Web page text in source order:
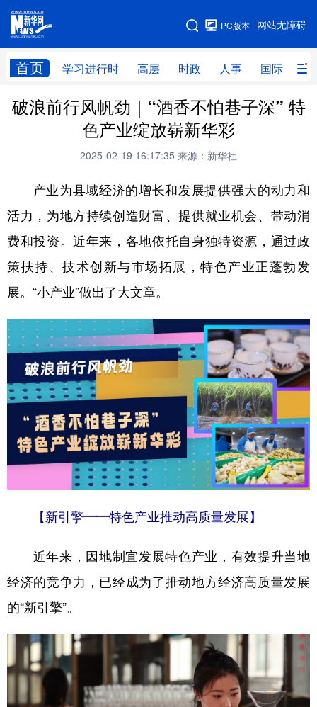
网站无障碍
PC版本
首页 学习进行时 高层 时政 人事 国际 财
网站地图
学习进行时 高层 时政 人事
财经 网评
科技 科创 量子 体育
文化 健康 军事
法律 中央文件
学术中国 乡村振兴 银龄 溯源中国
城市 旅游 能源 会展
彩票 时尚 悦读
公益 一带一路 亚太网 上市公司
文化产业
地方频道
天津
辽宁 吉林 上海 江苏
浙江
山东 河南 湖北 湖南
广东 广西 海南
云南 西藏
破浪前行风帆劲｜“酒香不怕巷子深” 特
色产业绽放崭新华彩
2025-02-19 16:17:35 来源：新华社
产业为县域经济的增长和发展提供强大的动力和
活力，为地方持续创造财富、提供就业机会、带动消
费和投资。近年来，各地依托自身独特资源，通过政
策扶持、技术创新与市场拓展，特色产业正蓬勃发
展。“小产业”做出了大文章。
【新引擎——特色产业推动高质量发展】
近年来，因地制宜发展特色产业，有效提升当地
经济的竞争力，已经成为了推动地方经济高质量发展
的“新引擎”。